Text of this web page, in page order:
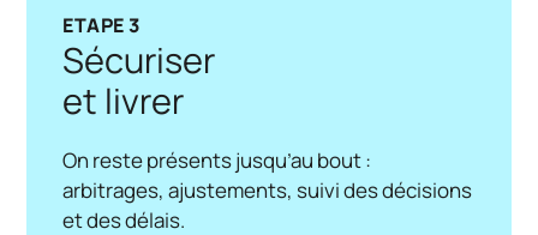
ETAPE 3
Sécuriser
et livrer
On reste présents jusqu’au bout :
arbitrages, ajustements, suivi des décisions
et des délais.